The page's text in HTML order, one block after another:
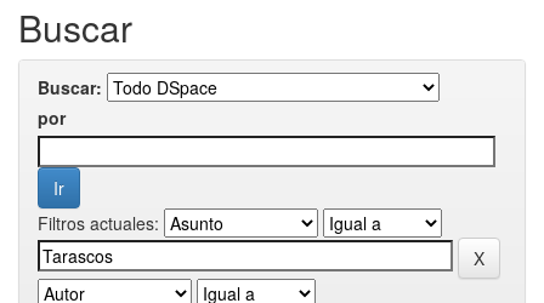
Buscar
Buscar:
por
Filtros actuales: